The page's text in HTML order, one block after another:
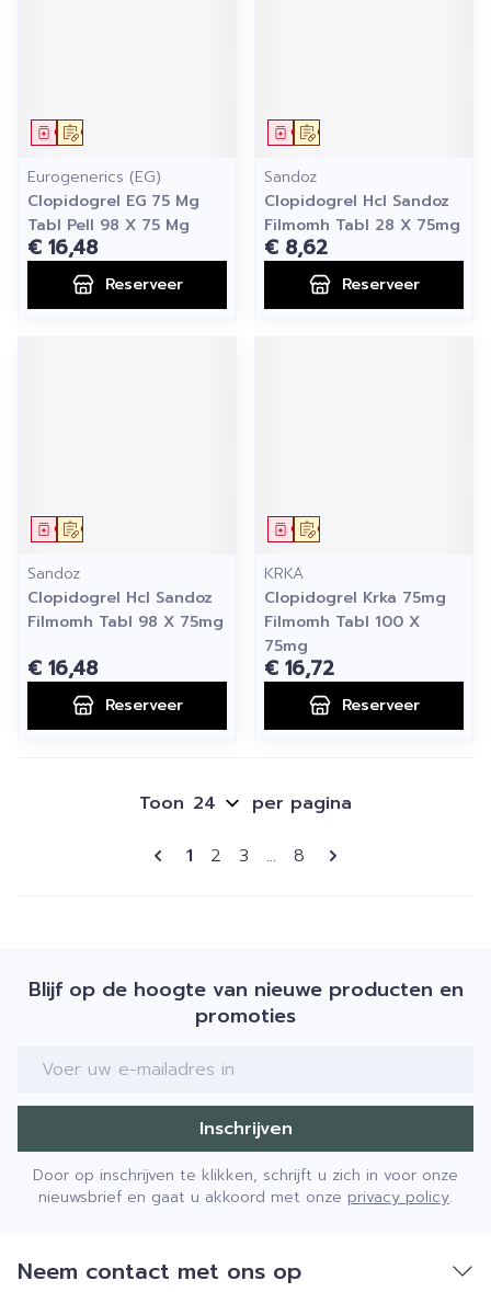
Op voorschrift
Geneesmiddel
Eurogenerics (EG)
Clopidogrel EG 75 Mg
Tabl Pell 98 X 75 Mg
€ 16,48
Reserveer
Op voorschrift
Geneesmiddel
Sandoz
Clopidogrel Hcl Sandoz
Filmomh Tabl 28 X 75mg
€ 8,62
Reserveer
Op voorschrift
Geneesmiddel
Sandoz
Clopidogrel Hcl Sandoz
Filmomh Tabl 98 X 75mg
€ 16,48
Reserveer
Op voorschrift
Geneesmiddel
KRKA
Clopidogrel Krka 75mg
Filmomh Tabl 100 X
75mg
€ 16,72
Reserveer
Pagina's
U lees momenteel pagina
1 Pagina
2 Pagina
3 ... Pagina
8
Toon per pagina
Blijf op de hoogte van nieuwe producten en
promoties
E-mail adres
Inschrijven
Door op inschrijven te klikken, schrijft u zich in voor onze
nieuwsbrief en gaat u akkoord met onze privacy policy.
Neem contact met ons op